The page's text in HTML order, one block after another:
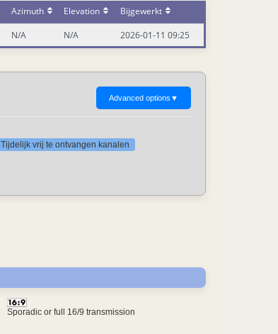
Azimuth Elevation
Bijgewerkt
N/A N/A 2026-01-11 09:25
Advanced options ▼
Tijdelijk vrij te ontvangen kanalen
Sporadic or full 16/9 transmission